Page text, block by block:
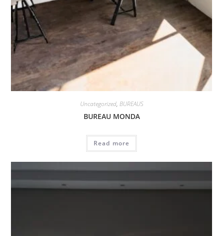
Uncategorized, BUREAUS
BUREAU MONDA
Read more